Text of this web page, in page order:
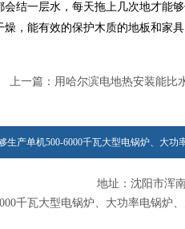
会结一层水，每天拖上几次地才能
燥，能有效的保护木质的地板和家具
上一篇： 用哈尔滨电地热安装能比
生产单机500-6000千瓦大型电锅炉、大
地址：沈阳市浑
千瓦大型电锅炉、大功率电锅炉